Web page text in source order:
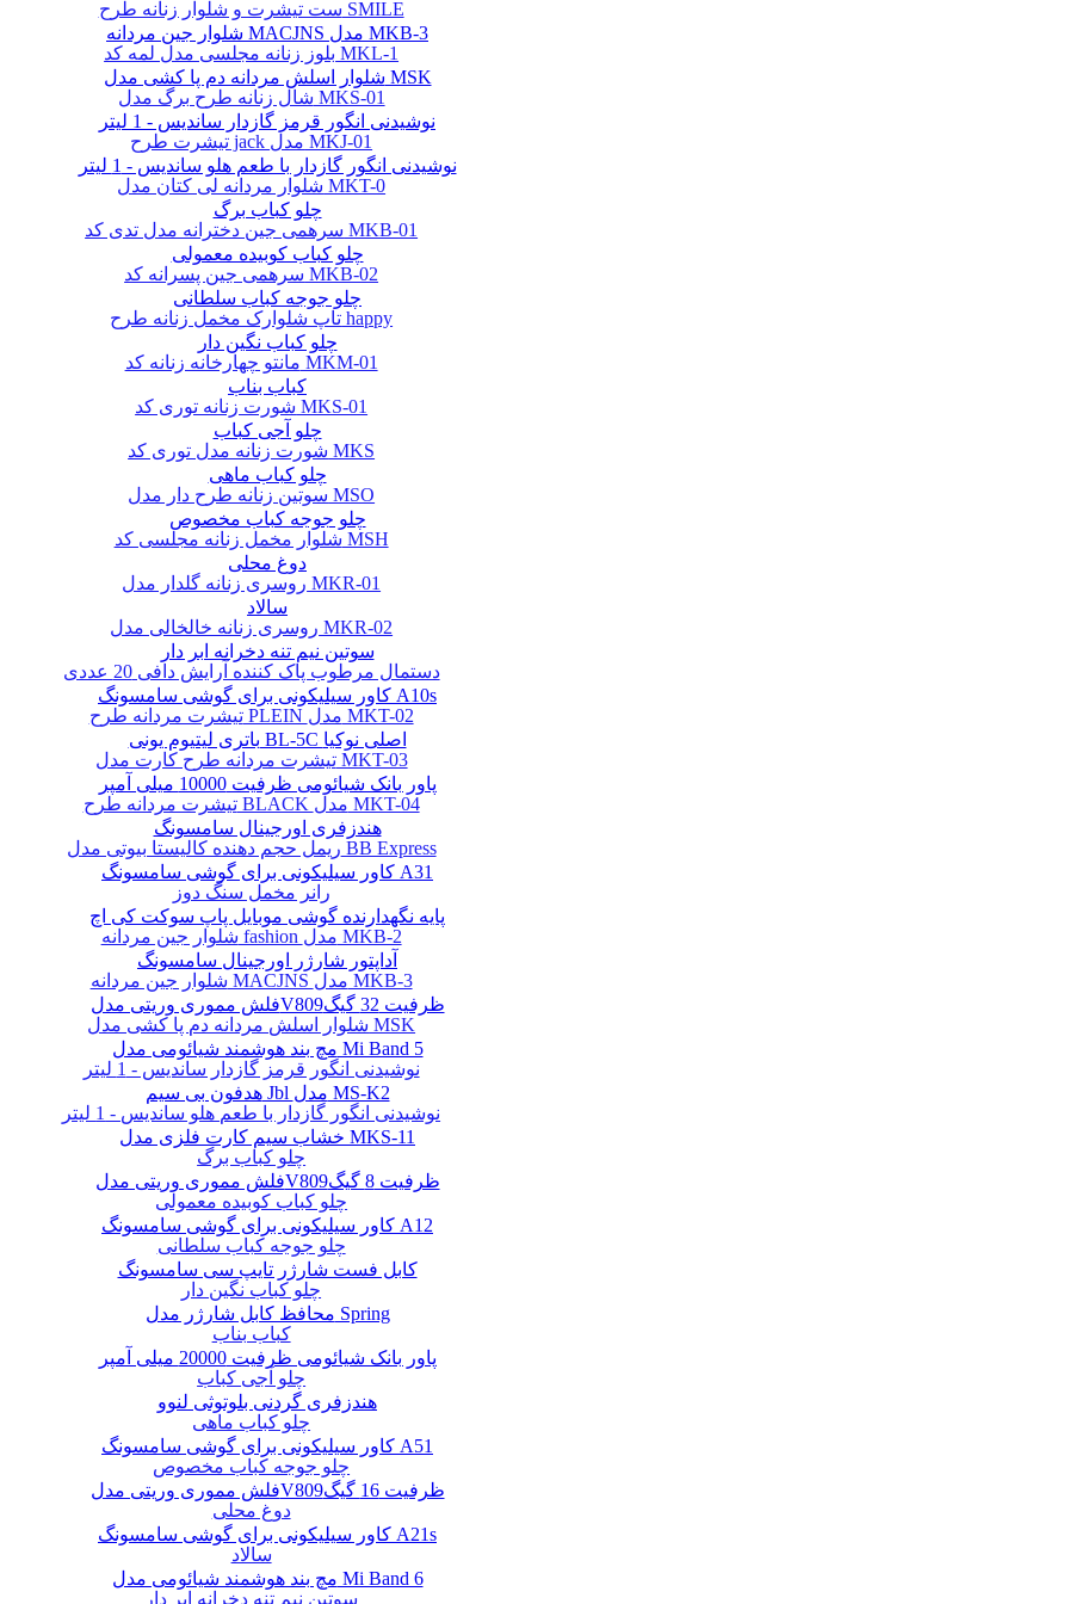
ست تیشرت و شلوار زنانه طرح SMILE
بلوز زنانه مجلسی مدل لمه کد MKL-1
شال زنانه طرح برگ مدل MKS-01
تیشرت طرح jack مدل MKJ-01
شلوار مردانه لی کتان مدل MKT-0
سرهمی جین دخترانه مدل تدی کد MKB-01
سرهمی جین پسرانه کد MKB-02
تاپ شلوارک مخمل زنانه طرح happy
مانتو چهارخانه زنانه کد MKM-01
شورت زنانه توری کد MKS-01
شورت زنانه مدل توری کد MKS
سوتین زنانه طرح دار مدل MSO
شلوار مخمل زنانه مجلسی کد MSH
روسری زنانه گلدار مدل MKR-01
روسری زنانه خالخالی مدل MKR-02
دستمال مرطوب پاک کننده آرایش دافی 20 عددی
تیشرت مردانه طرح PLEIN مدل MKT-02
تیشرت مردانه طرح کارت مدل MKT-03
تیشرت مردانه طرح BLACK مدل MKT-04
ریمل حجم دهنده کالیستا بیوتی مدل BB Express
رانر مخمل سنگ دوز
شلوار جین مردانه fashion مدل MKB-2
شلوار جین مردانه MACJNS مدل MKB-3
شلوار اسلش مردانه دم پا کشی مدل MSK
نوشیدنی انگور قرمز گازدار ساندیس - 1 لیتر
نوشیدنی انگور گازدار با طعم هلو ساندیس - 1 لیتر
چلو کباب برگ
چلو کباب کوبیده معمولی
چلو جوجه کباب سلطانی
چلو کباب نگین دار
کباب بناب
چلو آجی کباب
چلو کباب ماهی
چلو جوجه کباب مخصوص
دوغ محلی
سالاد
سوتین نیم تنه دخرانه ابر دار
شلوار جین مردانه MACJNS مدل MKB-3
شلوار اسلش مردانه دم پا کشی مدل MSK
نوشیدنی انگور قرمز گازدار ساندیس - 1 لیتر
نوشیدنی انگور گازدار با طعم هلو ساندیس - 1 لیتر
چلو کباب برگ
چلو کباب کوبیده معمولی
چلو جوجه کباب سلطانی
چلو کباب نگین دار
کباب بناب
چلو آجی کباب
چلو کباب ماهی
چلو جوجه کباب مخصوص
دوغ محلی
سالاد
سوتین نیم تنه دخرانه ابر دار
کاور سیلیکونی برای گوشی سامسونگ A10s
باتری لیتیوم یونی BL-5C اصلی نوکیا
پاور بانک شیائومی ظرفیت 10000 میلی آمپر
هندزفری اورجینال سامسونگ
کاور سیلیکونی برای گوشی سامسونگ A31
پایه نگهدارنده گوشی موبایل پاپ سوکت کی اچ
آداپتور شارژر اورجینال سامسونگ
فلش مموری وریتی مدلV809ظرفیت 32 گیگ
مچ بند هوشمند شیائومی مدل Mi Band 5
هدفون بی سیم Jbl مدل MS-K2
خشاب سیم کارت فلزی مدل MKS-11
فلش مموری وریتی مدلV809ظرفیت 8 گیگ
کاور سیلیکونی برای گوشی سامسونگ A12
کابل فست شارژر تایپ سی سامسونگ
محافظ کابل شارژر مدل Spring
پاور بانک شیائومی ظرفیت 20000 میلی آمپر
هندزفری گردنی بلوتوثی لنوو
کاور سیلیکونی برای گوشی سامسونگ A51
فلش مموری وریتی مدلV809ظرفیت 16 گیگ
کاور سیلیکونی برای گوشی سامسونگ A21s
مچ بند هوشمند شیائومی مدل Mi Band 6